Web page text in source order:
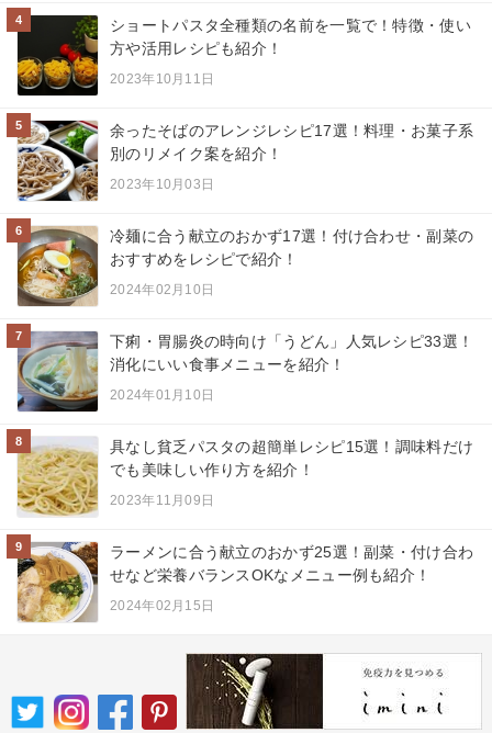
4
ショートパスタ全種類の名前を一覧で！特徴・使い
方や活用レシピも紹介！
2023年10月11日
5
余ったそばのアレンジレシピ17選！料理・お菓子系
別のリメイク案を紹介！
2023年10月03日
6
冷麺に合う献立のおかず17選！付け合わせ・副菜の
おすすめをレシピで紹介！
2024年02月10日
7
下痢・胃腸炎の時向け「うどん」人気レシピ33選！
消化にいい食事メニューを紹介！
2024年01月10日
8
具なし貧乏パスタの超簡単レシピ15選！調味料だけ
でも美味しい作り方を紹介！
2023年11月09日
9
ラーメンに合う献立のおかず25選！副菜・付け合わ
せなど栄養バランスOKなメニュー例も紹介！
2024年02月15日